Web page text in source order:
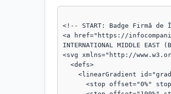
<!-- START: Badge Firmă de
<a href="https://
INTERNATIONAL MIDDLE
<svg xmlns="http://